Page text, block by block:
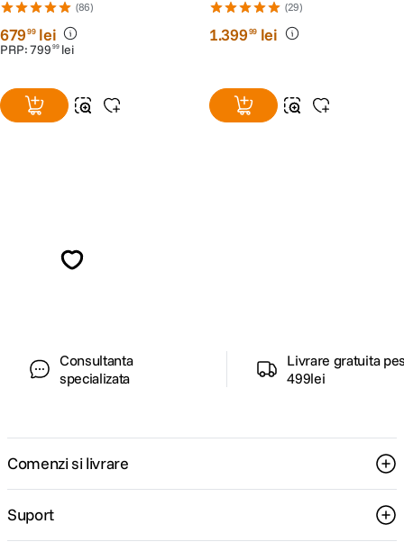
(86)
67999 lei
PRP:799 99 lei
IS STM (29)
1.39999 lei
Consultanta
specializata
Livrare gratuita
499lei
Comenzi si livrare
Suport